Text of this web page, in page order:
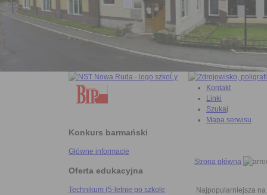
Konkurs barmański
Główne informacje
Oferta edukacyjna
Technikum (5-letnie po szkole
Kontakt
Linki
Szukaj
Mapa serwisu
Strona główna
Najpopularniejsza na